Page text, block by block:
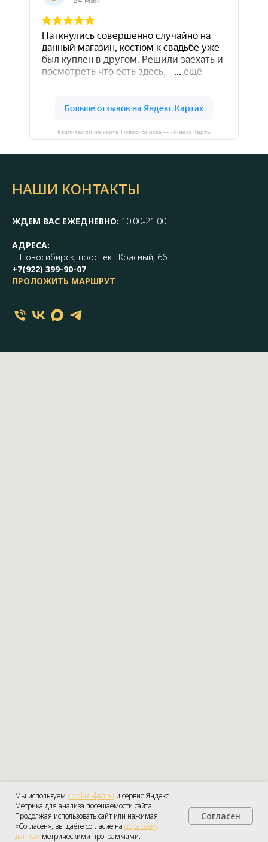
Квалителли на карте Новосибирска — Яндекс Карты
НАШИ КОНТАКТЫ
ЖДЕМ ВАС ЕЖЕДНЕВНО: 10:00-21:00
АДРЕСА:
г. Новосибирск, проспект Красный, 66
+7(922) 399-90-07
ПРОЛОЖИТЬ МАРШРУТ
Мы используем cookie-файлы и сервис Яндекс
Метрика для анализа посещаемости сайта.
Продолжая использовать сайт или нажимая
«Согласен», вы даёте согласие на обработку
данных метрическими программами.
Согласен
Получить консультацию